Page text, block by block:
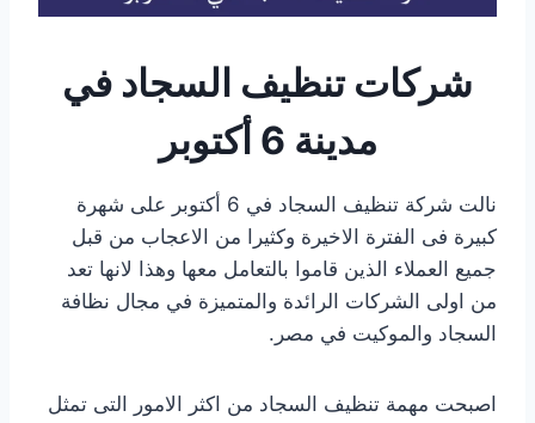
شركات تنظيف السجاد في
مدينة 6 أكتوبر
نالت شركة تنظيف السجاد في 6 أكتوبر على شهرة
كبيرة فى الفترة الاخيرة وكثيرا من الاعجاب من قبل
جميع العملاء الذين قاموا بالتعامل معها وهذا لانها تعد
من اولى الشركات الرائدة والمتميزة في مجال نظافة
السجاد والموكيت في مصر.
اصبحت مهمة تنظيف السجاد من اكثر الامور التى تمثل